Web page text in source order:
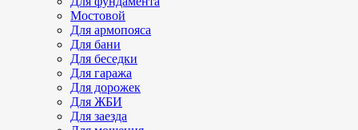
Мостовой
Для армопояса
Для бани
Для беседки
Для гаража
Для дорожек
Для ЖБИ
Для заезда